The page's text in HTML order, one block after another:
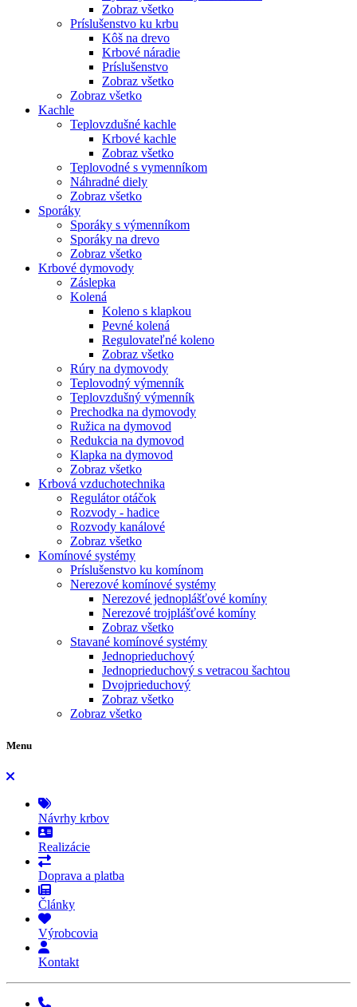
Zobraz všetko
Príslušenstvo ku krbu
Kôš na drevo
Krbové náradie
Príslušenstvo
Zobraz všetko
Zobraz všetko
Kachle
Teplovzdušné kachle
Krbové kachle
Zobraz všetko
Teplovodné s vymenníkom
Náhradné diely
Zobraz všetko
Sporáky
Sporáky s výmenníkom
Sporáky na drevo
Zobraz všetko
Krbové dymovody
Záslepka
Kolená
Koleno s klapkou
Pevné kolená
Regulovateľné koleno
Zobraz všetko
Rúry na dymovody
Teplovodný výmenník
Teplovzdušný výmenník
Prechodka na dymovody
Ružica na dymovod
Redukcia na dymovod
Klapka na dymovod
Zobraz všetko
Krbová vzduchotechnika
Regulátor otáčok
Rozvody - hadice
Rozvody kanálové
Zobraz všetko
Komínové systémy
Príslušenstvo ku komínom
Nerezové komínové systémy
Nerezové jednoplášťové komíny
Nerezové trojplášťové komíny
Zobraz všetko
Stavané komínové systémy
Jednoprieduchový
Jednoprieduchový s vetracou šachtou
Dvojprieduchový
Zobraz všetko
Zobraz všetko
Menu
Návrhy krbov
Realizácie
Doprava a platba
Články
Výrobcovia
Kontakt